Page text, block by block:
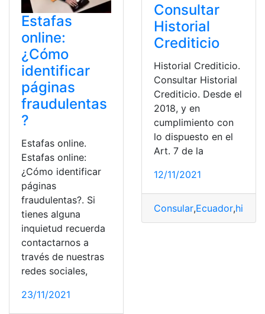
Estafas
online:
¿Cómo
identificar
páginas
fraudulentas
?
Estafas online.
Estafas online:
¿Cómo identificar
páginas
fraudulentas?. Si
tienes alguna
inquietud recuerda
contactarnos a
través de nuestras
redes sociales,
23/11/2021
Consultar
Historial
Crediticio
Historial Crediticio.
Consultar Historial
Crediticio. Desde el
2018, y en
cumplimiento con
lo dispuesto en el
Art. 7 de la
12/11/2021
Consular,Ecuador,